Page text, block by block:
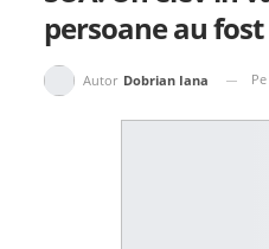
persoane au fost
Autor Dobrian Iana Pe